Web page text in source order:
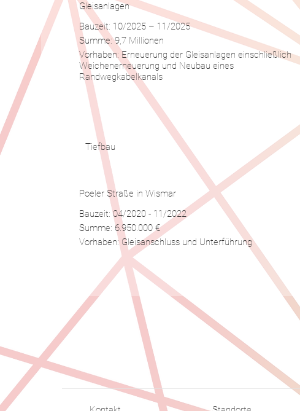
Gleisanlagen
Bauzeit: 10/2025 – 11/2025
Summe: 9,7 Millionen
Vorhaben: Erneuerung der Gleisanlagen einschließlich
Weichenerneuerung und Neubau eines
Randwegkabelkanals
​Tiefbau
Poeler Straße in Wismar
Bauzeit: 04/2020 - 11/2022
Summe: 6.950.000 €
Vorhaben: Gleisanschluss und Unterführung